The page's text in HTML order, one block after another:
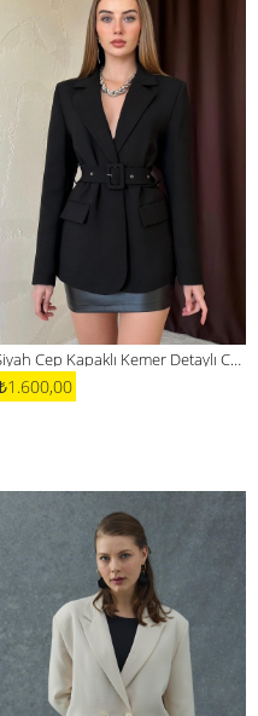
Siyah Cep Kapaklı Kemer Detaylı Ceket